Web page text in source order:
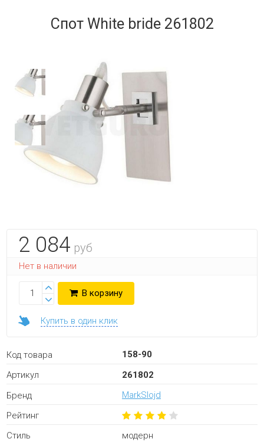
Уличные
Распродажа
Еще
Мебель
Спот White bride 261802
2 084 руб
Нет в наличии
В корзину
Купить в один клик
Код товара
158-90
Артикул
261802
Бренд
MarkSlojd
Рейтинг
Стиль
модерн